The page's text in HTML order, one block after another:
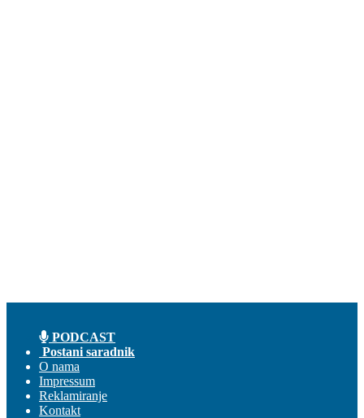
PODCAST
Postani saradnik
O nama
Impressum
Reklamiranje
Kontakt